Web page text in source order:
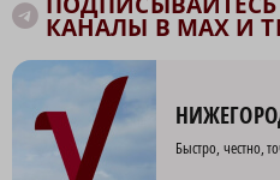
КАНАЛЫ В MAX И
Быстро, честно,